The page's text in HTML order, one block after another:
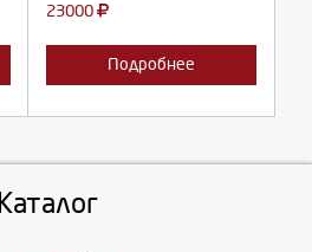
23000
Подробнее
Каталог